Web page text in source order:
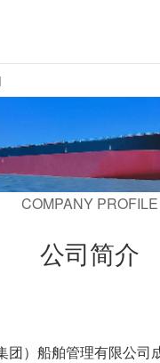
COMPANY PROFILE
公司简介
团）船舶管理有限公司